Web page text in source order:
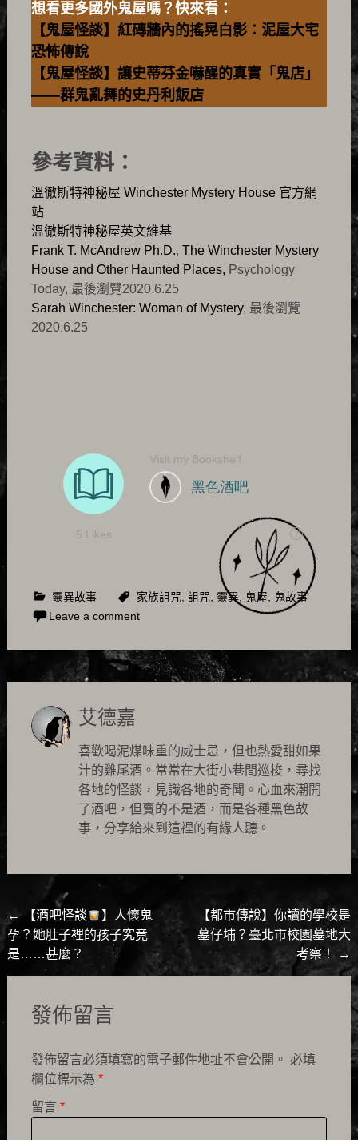
想看更多國外鬼屋嗎？快來看：
【鬼屋怪談】紅磚牆內的搖晃白影：泥屋大宅
恐怖傳說
【鬼屋怪談】讓史蒂芬金嚇醒的真實「鬼店」
——群鬼亂舞的史丹利飯店
參考資料：
溫徹斯特神秘屋 Winchester Mystery House 官方網
站
溫徹斯特神秘屋英文維基
Frank T. McAndrew Ph.D., The Winchester Mystery
House and Other Haunted Places, Psychology
Today, 最後瀏覽2020.6.25
Sarah Winchester: Woman of Mystery, 最後瀏覽
2020.6.25
靈異故事 家族詛咒, 詛咒, 靈異, 鬼屋, 鬼故事
Leave a comment
艾德嘉
喜歡喝泥煤味重的威士忌，但也熱愛甜如果
汁的雞尾酒。常常在大街小巷間巡梭，尋找
各地的怪談，見識各地的奇聞。心血來潮開
了酒吧，但賣的不是酒，而是各種黑色故
事，分享給來到這裡的有緣人聽。
Post
navigation
← 【酒吧怪談
】人懷鬼
孕？她肚子裡的孩子究竟
是……甚麼？
【都市傳說】你讀的學校是
墓仔埔？臺北市校園墓地大
考察！→
發佈留言
發佈留言必須填寫的電子郵件地址不會公開。 必填
欄位標示為 *
留言 *